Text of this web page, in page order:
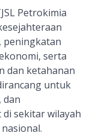
Petrokimia
peningkatan
serta
dan ketahanan
untuk
dan
sekitar wilayah